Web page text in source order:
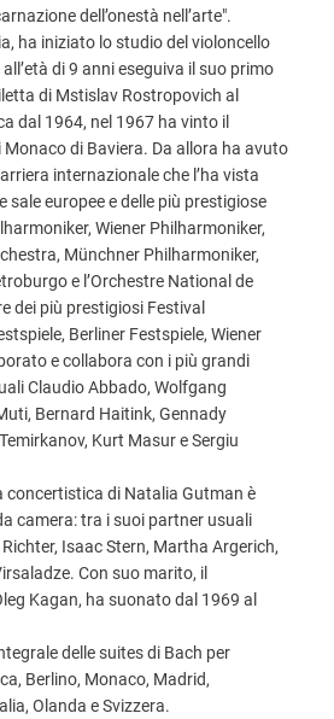
dell’onestà nell’arte".
ha iniziato lo studio del violoncello
di 9 anni eseguiva il suo primo
di Mstislav Rostropovich al
dal 1964, nel 1967 ha vinto il
Monaco di Baviera. Da allora ha avuto
internazionale che l’ha vista
sale europee e delle più prestigiose
Wiener Philharmoniker,
Münchner Philharmoniker,
e l’Orchestre National de
dei più prestigiosi Festival
Berliner Festspiele, Wiener
e collabora con i più grandi
Claudio Abbado, Wolfgang
Bernard Haitink, Gennady
Kurt Masur e Sergiu
concertistica di Natalia Gutman è
camera: tra i suoi partner usuali
Isaac Stern, Martha Argerich,
Con suo marito, il
Kagan, ha suonato dal 1969 al
delle suites di Bach per
Berlino, Monaco, Madrid,
Olanda e Svizzera.